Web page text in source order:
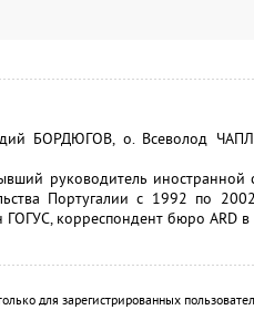
БОРДЮГОВ, о. Всеволод
руководитель
Португалии с 1992 по
ГОГУС, корреспондент бюро
для зарегистрированных